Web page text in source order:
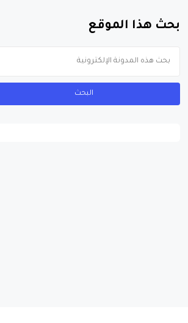
بحث هذا الموقع